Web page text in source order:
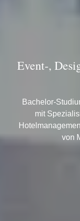
Event-,
Bachelor-
mit
von